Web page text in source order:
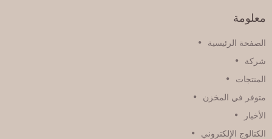
الرئيسية
في المخزن
الإلكتروني